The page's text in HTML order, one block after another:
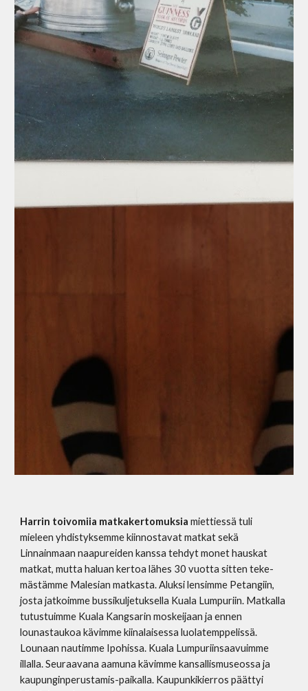
Harrin toivomiia matkakertomuksiamiettiessä tuli
mieleen yhdistyksemme kiinnostavat matkat sekä
Linnainmaan naapureiden kanssa tehdyt monet hauskat
matkat, mutta haluan kertoa lähes 30 vuotta sitten teke-
mästämme Malesian matkasta. Aluksi lensimme Petangiin,
josta jatkoimme bussikuljetuksella Kuala Lumpuriin. Matkalla
tutustuimme Kuala Kangsarin moskeijaan ja ennen
lounastaukoa kävimme kiinalaisessa luolatemppelissä.
Lounaan nautimme Ipohissa. Kuala Lumpuriinsaavuimme
illalla. Seuraavana aamuna kävimme kansallismuseossa ja
kaupunginperustamis-paikalla. Kaupunkikierros päättyi